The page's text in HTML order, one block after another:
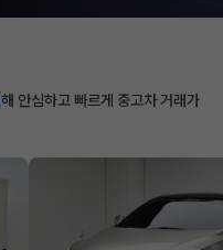
해 안심하고 빠르게 중고차 거래가